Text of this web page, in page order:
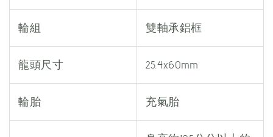
輪組 雙軸承鋁框
龍頭尺寸 25.4x60mm
輪胎​ 充氣胎